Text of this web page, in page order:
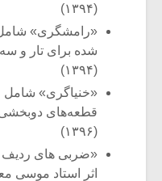
(۱۳۹۴)
«رامشگری»
شده برای تار و
(۱۳۹۴)
«خنیاگری» شامل
قطعه‌های
(۱۳۹۶)
«ضربی های ردیف
اثر استاد موسی